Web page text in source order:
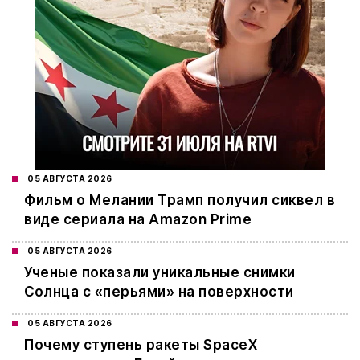
05 АВГУСТА 2026
Фильм о Мелании Трамп получил сиквел в
виде сериала на Amazon Prime
05 АВГУСТА 2026
Ученые показали уникальные снимки
Солнца с «перьями» на поверхности
05 АВГУСТА 2026
Почему ступень ракеты SpaceX